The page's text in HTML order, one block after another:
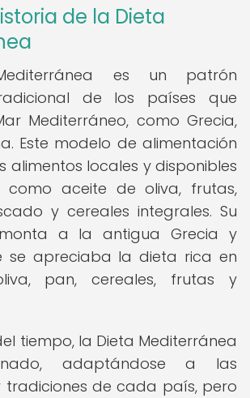
de la Dieta
es un patrón
de los países que
Mediterráneo, como Grecia,
Este modelo de alimentación
alimentos locales y disponibles
como aceite de oliva, frutas,
y cereales integrales. Su
a la antigua Grecia y
se apreciaba la dieta rica en
pan, cereales, frutas y
tiempo, la Dieta Mediterránea
adaptándose a las
tradiciones de cada país, pero